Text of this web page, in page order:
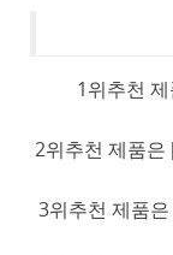
1위추천
2위추천 제품은
3위추천 제품